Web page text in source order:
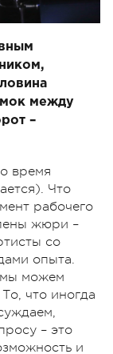
между
–
время
Что
рабочего
жюри –
со
опыта.
мы можем
что иногда
– это
и